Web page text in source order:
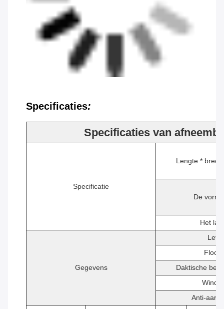
Specificaties:
Specificaties van
Specificatie
Lengte *
De vorm
Het
Gegevens
Floor
Daktische
Anti-